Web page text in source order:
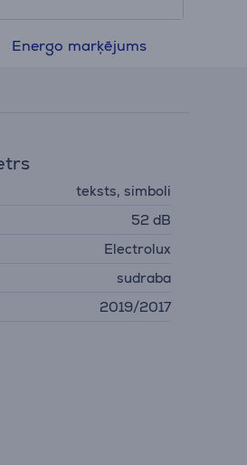
Energo marķējums
teksts, simboli
52 dB
Electrolux
sudraba
2019/2017